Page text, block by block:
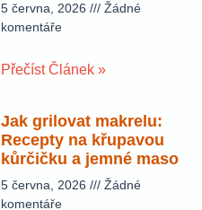
5 června, 2026
Žádné
komentáře
Přečíst Článek »
Jak grilovat makrelu:
Recepty na křupavou
kůrčičku a jemné maso
5 června, 2026
Žádné
komentáře